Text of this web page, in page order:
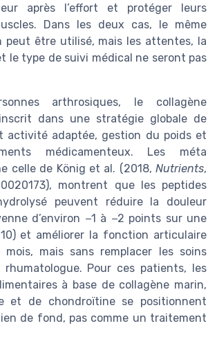
après l’effort et protéger leurs
Dans les deux cas, le même
peut être utilisé, mais les attentes, la
le type de suivi médical ne seront pas
arthrosiques, le collagène
dans une stratégie globale de
activité adaptée, gestion du poids et
médicamenteux. Les méta
celle de König et al. (2018, Nutrients,
montrent que les peptides
peuvent réduire la douleur
d’environ −1 à −2 points sur une
et améliorer la fonction articulaire
mois, mais sans remplacer les soins
Pour ces patients, les
à base de collagène marin,
et de chondroïtine se positionnent
de fond, pas comme un traitement